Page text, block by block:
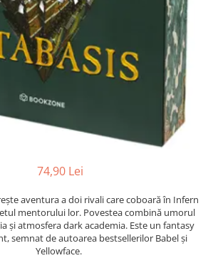
scoală
biologie
74,90 Lei
aventura a doi rivali care coboară în Infern
mentorului lor. Povestea combină umorul
și atmosfera dark academia. Este un fantasy
semnat de autoarea bestsellerilor Babel și
Yellowface.